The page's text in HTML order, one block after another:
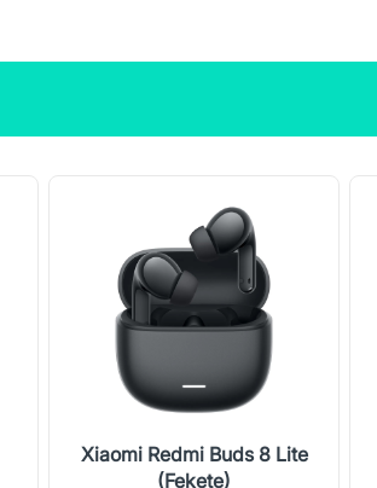
Xiaomi Redmi Buds 8 Lite
(Fekete)